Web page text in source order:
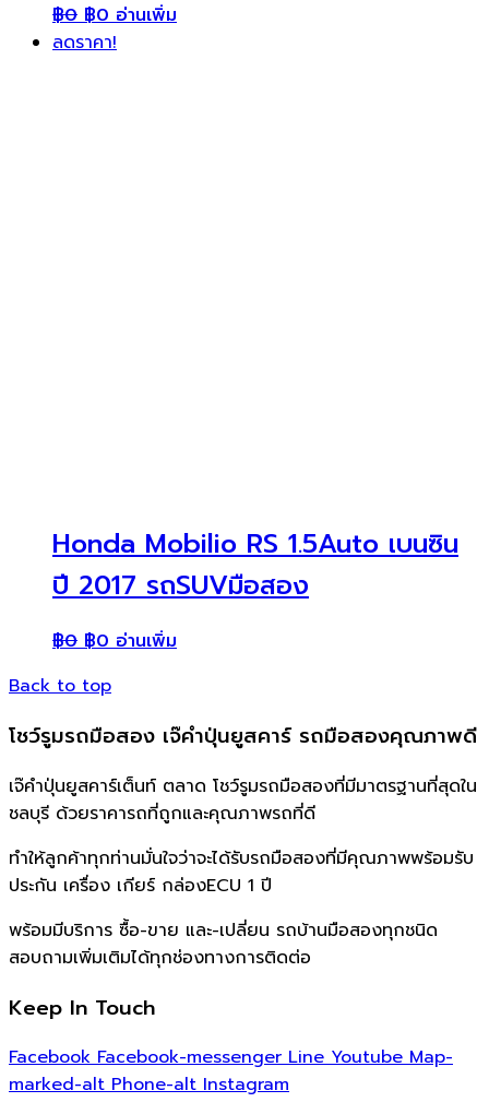
฿0 ฿0 อ่านเพิ่ม
ลดราคา!
Honda Mobilio RS 1.5Auto เบนซิน
ปี 2017 รถSUVมือสอง
฿0 ฿0 อ่านเพิ่ม
Back to top
โชว์รูมรถมือสอง เจ๊คำปุ่นยูสคาร์ รถมือสองคุณภาพดี
เจ๊คำปุ่นยูสคาร์เต็นท์ ตลาด โชว์รูมรถมือสองที่มีมาตรฐานที่สุดใน
ชลบุรี ด้วยราคารถที่ถูกและคุณภาพรถที่ดี
ทำให้ลูกค้าทุกท่านมั่นใจว่าจะได้รับรถมือสองที่มีคุณภาพพร้อมรับ
ประกัน เครื่อง เกียร์ กล่องECU 1 ปี
พร้อมมีบริการ ซื้อ-ขาย และ-เปลี่ยน รถบ้านมือสองทุกชนิด
สอบถามเพิ่มเติมได้ทุกช่องทางการติดต่อ
Keep In Touch
Facebook Facebook-messenger Line Youtube Map-
marked-alt Phone-alt Instagram